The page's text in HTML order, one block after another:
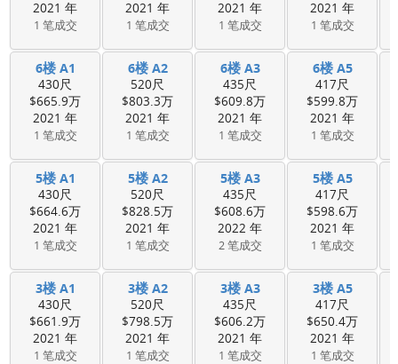
2021 年
1 笔成交
2021 年
1 笔成交
2021 年
1 笔成交
2021 年
1 笔成交
6楼 A1
430尺
$665.9万
2021 年
1 笔成交
6楼 A2
520尺
$803.3万
2021 年
1 笔成交
6楼 A3
435尺
$609.8万
2021 年
1 笔成交
6楼 A5
417尺
$599.8万
2021 年
1 笔成交
5楼 A1
430尺
$664.6万
2021 年
1 笔成交
5楼 A2
520尺
$828.5万
2021 年
1 笔成交
5楼 A3
435尺
$608.6万
2022 年
2 笔成交
5楼 A5
417尺
$598.6万
2021 年
1 笔成交
3楼 A1
430尺
$661.9万
2021 年
1 笔成交
3楼 A2
520尺
$798.5万
2021 年
1 笔成交
3楼 A3
435尺
$606.2万
2021 年
1 笔成交
3楼 A5
417尺
$650.4万
2021 年
1 笔成交